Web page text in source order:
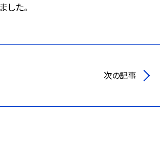
した。
次の記事